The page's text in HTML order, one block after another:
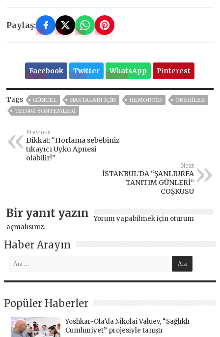
Paylaş:
Facebook Twitter WhatsApp Pinterest
Tags GÜNCEL HASTALARI IÇIN HEMOROID
ÖNERILER
TEDAVI YÖNTEMLERI
Previous
Dikkat: “Horlama sebebiniz
tıkayıcı Uyku Apnesi
olabilir!”
Next
İSTANBUL’DA “ŞANLIURFA
TANITIM GÜNLERİ”
COŞKUSU
Bir yanıt yazın Yorum yapabilmek için oturum
açmalısınız.
Haber Arayın
Popüler Haberler
Yoshkar-Ola’da Nikolai Valuev, “Sağlıklı
Cumhuriyet” projesiyle tanıştı